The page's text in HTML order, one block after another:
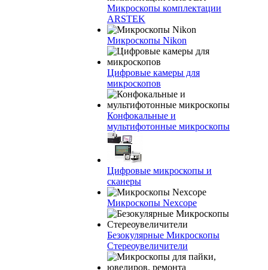
Микроскопы комплектации
ARSTEK
Микроскопы Nikon
Цифровые камеры для
микроскопов
Конфокальные и
мультифотонные микроскопы
Цифровые микроскопы и
сканеры
Микроскопы Nexcope
Безокулярные Микроскопы
Стереоувеличители